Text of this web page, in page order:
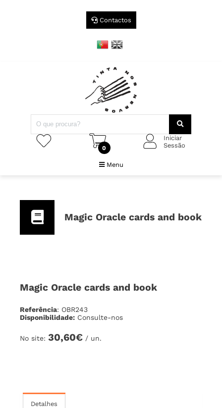
Contactos
0
Iniciar
Sessão
Menu
Magic Oracle cards and book
Magic Oracle cards and book
Referência: OBR243
Disponibilidade: Consulte-nos
No site: 30,60€ / un.
Detalhes